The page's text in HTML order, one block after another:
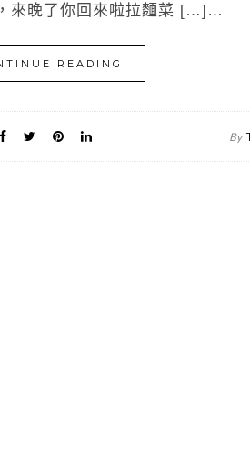
來晚了你回來啦拉麵菜 […]…
READING
By